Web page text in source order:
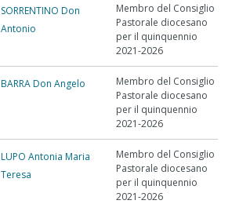
SORRENTINO Don
Antonio
Membro del Consiglio
Pastorale diocesano
per il quinquennio
2021-2026
BARRA Don Angelo
Membro del Consiglio
Pastorale diocesano
per il quinquennio
2021-2026
LUPO Antonia Maria
Teresa
Membro del Consiglio
Pastorale diocesano
per il quinquennio
2021-2026